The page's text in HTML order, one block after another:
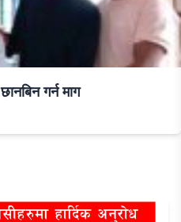
गर्न माग